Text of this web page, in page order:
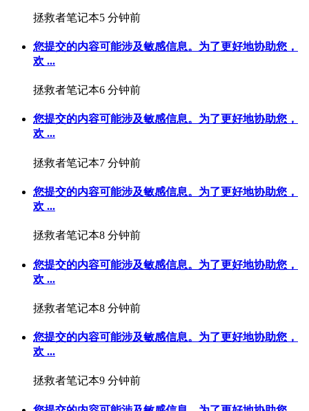
拯救者笔记本5 分钟前
您提交的内容可能涉及敏感信息。为了更好地协助您，
欢 ...
拯救者笔记本6 分钟前
您提交的内容可能涉及敏感信息。为了更好地协助您，
欢 ...
拯救者笔记本7 分钟前
您提交的内容可能涉及敏感信息。为了更好地协助您，
欢 ...
拯救者笔记本8 分钟前
您提交的内容可能涉及敏感信息。为了更好地协助您，
欢 ...
拯救者笔记本8 分钟前
您提交的内容可能涉及敏感信息。为了更好地协助您，
欢 ...
拯救者笔记本9 分钟前